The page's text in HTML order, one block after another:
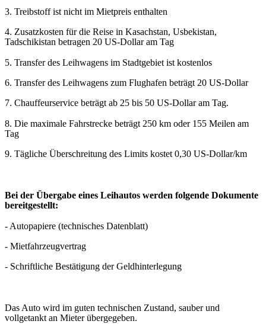
3. Treibstoff ist nicht im Mietpreis enthalten
4. Zusatzkosten für die Reise in Kasachstan, Usbekistan,
Tadschikistan betragen 20 US-Dollar am Tag
5. Transfer des Leihwagens im Stadtgebiet ist kostenlos
6. Transfer des Leihwagens zum Flughafen beträgt 20 US-Dollar
7. Chauffeurservice beträgt ab 25 bis 50 US-Dollar am Tag.
8. Die maximale Fahrstrecke beträgt 250 km oder 155 Meilen am
Tag
9. Tägliche Überschreitung des Limits kostet 0,30 US-Dollar/km
Bei der Übergabe eines Leihautos werden folgende Dokumente
bereitgestellt:
- Autopapiere (technisches Datenblatt)
- Mietfahrzeugvertrag
- Schriftliche Bestätigung der Geldhinterlegung
Das Auto wird im guten technischen Zustand, sauber und
vollgetankt an Mieter übergegeben.